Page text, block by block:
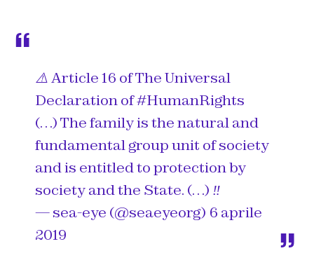
⚠️ Article 16 of The Universal
Declaration of#HumanRights
(…) The family is the natural and
fundamental group unit of society
and is entitled to protection by
society and the State. (…) ‼️
— sea-eye (@seaeyeorg) 6 aprile
2019